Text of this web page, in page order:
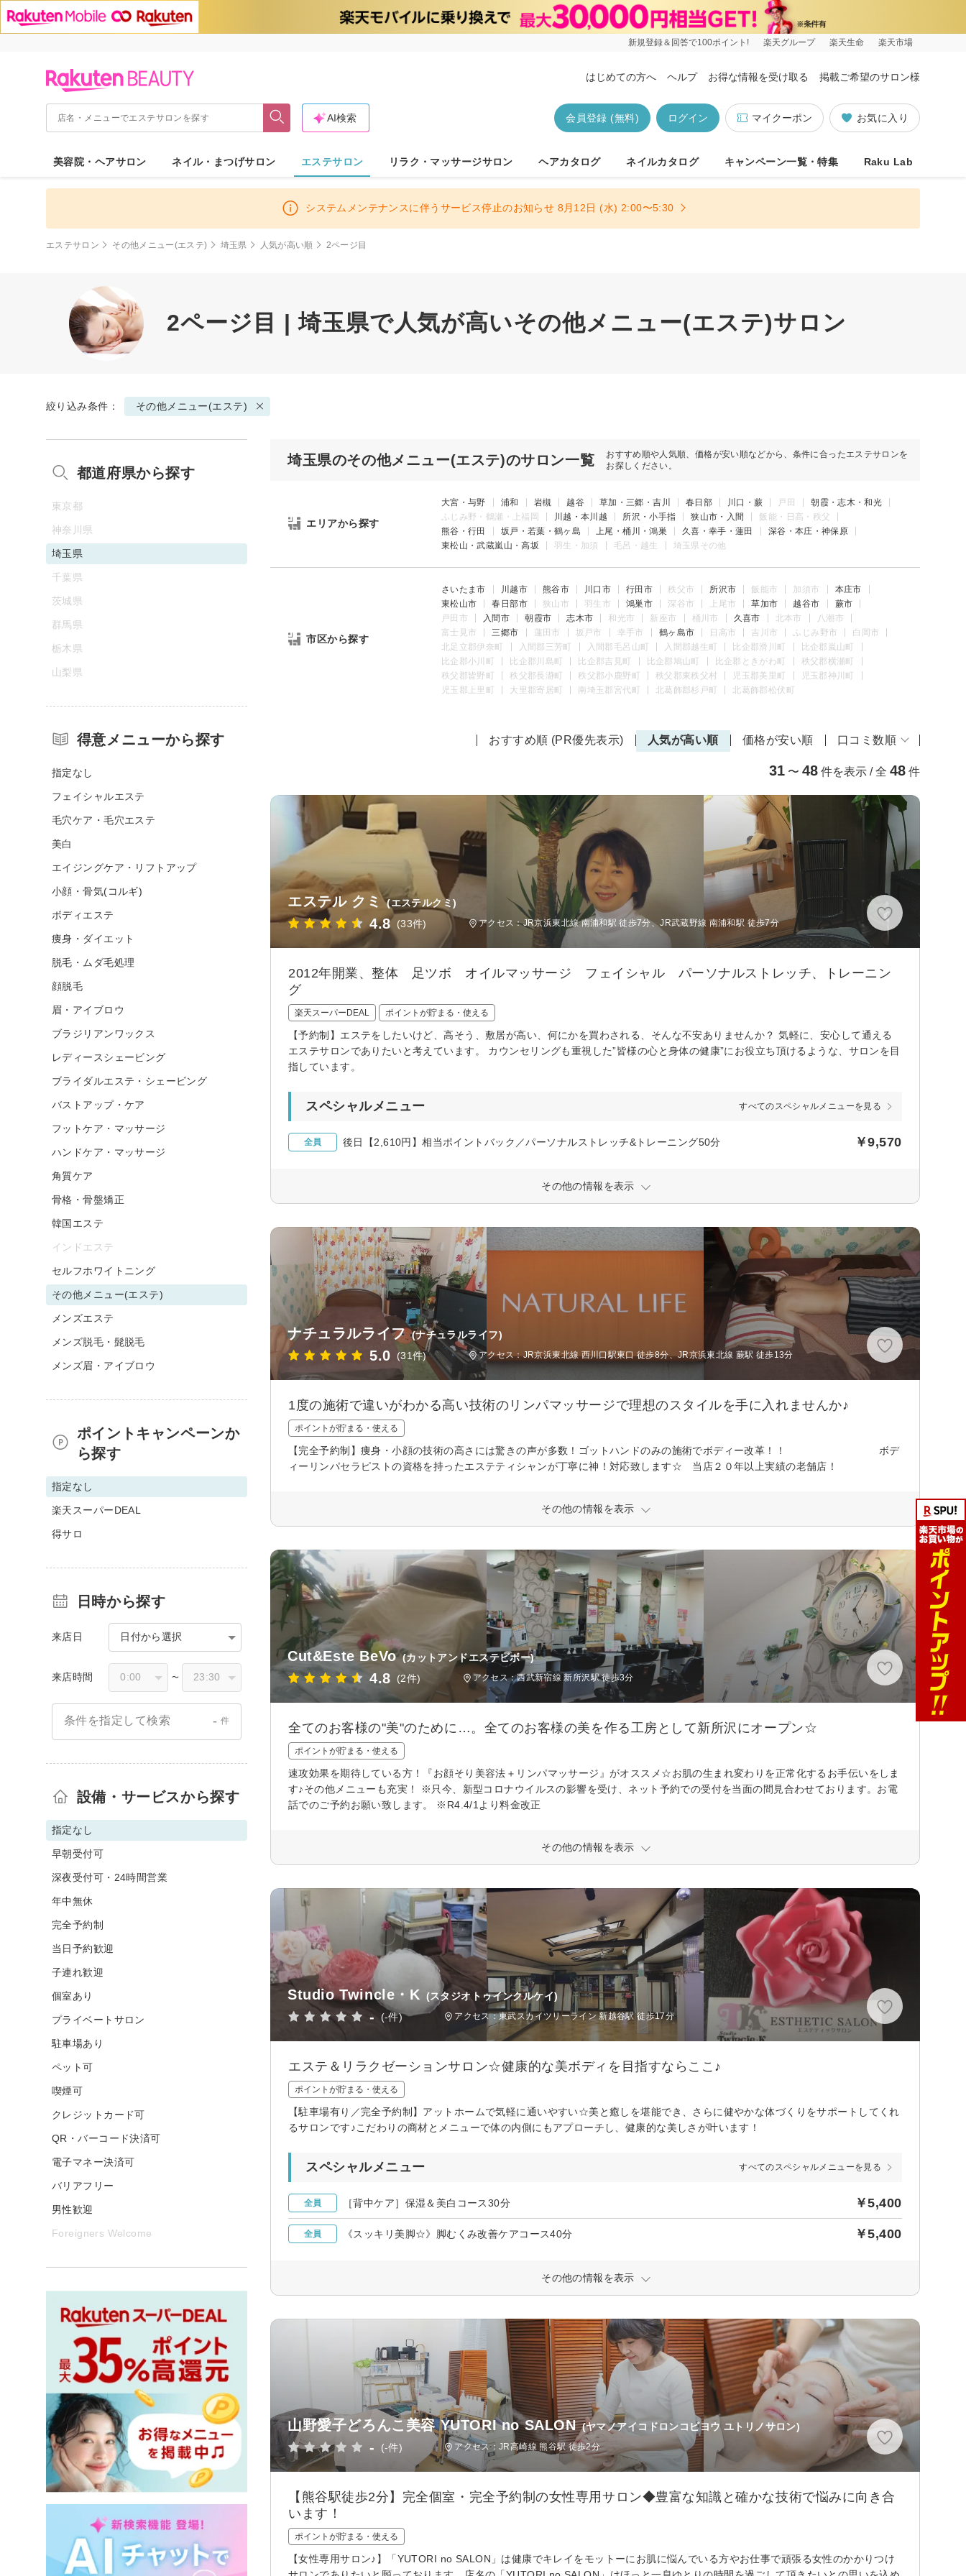
新規登録＆回答で100ポイント! 楽天グループ 楽天生命 楽天市場
はじめての方へ ヘルプ お得な情報を受け取る 掲載ご希望のサロン様
お気に入り
マイクーポン
ログイン
会員登録 (無料)
AI検索
美容院・ヘアサロン ネイル・まつげサロン エステサロン リラク・マッサージサロン ヘアカタログ ネイルカタログ キャンペーン一覧・特集 Raku Lab
システムメンテナンスに伴うサービス停止のお知らせ 8月12日 (水) 2:00〜5:30
エステサロン その他メニュー(エステ) 埼玉県 人気が高い順 2ページ目
2ページ目 | 埼玉県で人気が高いその他メニュー(エステ)サロン
絞り込み条件： その他メニュー(エステ)
埼玉県のその他メニュー(エステ)のサロン一覧
おすすめ順や人気順、価格が安い順などから、条件に合ったエステサロンを
お探しください。
エリアから探す
大宮・与野 浦和 岩槻 越谷 草加・三郷・吉川 春日部 川口・蕨 戸田
朝霞・志木・和光
ふじみ野・鶴瀬・上福岡
川越・本川越 所沢・小手指 狭山市・入間
飯能・日高・秩父
熊谷・行田
坂戸・若葉・鶴ヶ島 上尾・桶川・鴻巣 久喜・幸手・蓮田
深谷・本庄・神保原
東松山・武蔵嵐山・高坂
羽生・加須 毛呂・越生 埼玉県その他
市区から探す
さいたま市 川越市 熊谷市 川口市 行田市 秩父市 所沢市 飯能市 加須市
本庄市
東松山市
春日部市 狭山市 羽生市 鴻巣市 深谷市 上尾市 草加市 越谷市
蕨市
戸田市
入間市 朝霞市 志木市 和光市 新座市 桶川市 久喜市 北本市
八潮市
富士見市
三郷市 蓮田市 坂戸市 幸手市 鶴ヶ島市 日高市 吉川市 ふじみ野市
白岡市
北足立郡伊奈町
入間郡三芳町 入間郡毛呂山町 入間郡越生町 比企郡滑川町
比企郡嵐山町
比企郡小川町
比企郡川島町 比企郡吉見町 比企郡鳩山町 比企郡ときがわ町
秩父郡横瀬町
秩父郡皆野町
秩父郡長瀞町 秩父郡小鹿野町 秩父郡東秩父村 児玉郡美里町
児玉郡神川町
児玉郡上里町
大里郡寄居町 南埼玉郡宮代町 北葛飾郡杉戸町 北葛飾郡松伏町
おすすめ順 (PR優先表示) 人気が高い順 価格が安い順 口コミ数順
31 〜 48 件を表示 / 全 48 件
エステル クミ (エステルクミ)
4.8 (33件) アクセス：JR京浜東北線 南浦和駅 徒歩7分、JR武蔵野線 南浦和駅 徒歩7分
2012年開業、整体 足ツボ オイルマッサージ フェイシャル パーソナルストレッチ、トレーニン
グ
楽天スーパーDEAL ポイントが貯まる・使える
【予約制】エステをしたいけど、高そう、敷居が高い、何にかを買わされる、そんな不安ありませんか？ 気軽に、安心して通える
エステサロンでありたいと考えています。 カウンセリングも重視した”皆様の心と身体の健康”にお役立ち頂けるような、サロンを目
指しています。
スペシャルメニュー すべてのスペシャルメニューを見る
全員 後日【2,610円】相当ポイントバック／パーソナルストレッチ&トレーニング50分 ￥9,570
その他の情報を表示
ナチュラルライフ (ナチュラルライフ)
5.0 (31件) アクセス：JR京浜東北線 西川口駅東口 徒歩8分、JR京浜東北線 蕨駅 徒歩13分
1度の施術で違いがわかる高い技術のリンパマッサージで理想のスタイルを手に入れませんか♪
ポイントが貯まる・使える
【完全予約制】痩身・小顔の技術の高さには驚きの声が多数！ゴットハンドのみの施術でボディー改革！！ ボデ
ィーリンパセラピストの資格を持ったエステティシャンが丁寧に神！対応致します☆ 当店２０年以上実績の老舗店！
その他の情報を表示
Cut&Este BeVo (カットアンドエステビボー)
4.8 (2件) アクセス：西武新宿線 新所沢駅 徒歩3分
全てのお客様の"美"のために…。全てのお客様の美を作る工房として新所沢にオープン☆
ポイントが貯まる・使える
速攻効果を期待している方！『お顔そり美容法＋リンパマッサージ』がオススメ☆お肌の生まれ変わりを正常化するお手伝いをしま
す♪その他メニューも充実！ ※只今、新型コロナウイルスの影響を受け、ネット予約での受付を当面の間見合わせております。お電
話でのご予約お願い致します。 ※R4.4/1より料金改正
その他の情報を表示
Studio Twincle・K (スタジオトゥインクルケイ)
- (-件) アクセス：東武スカイツリーライン 新越谷駅 徒歩17分
エステ＆リラクゼーションサロン☆健康的な美ボディを目指すならここ♪
ポイントが貯まる・使える
【駐車場有り／完全予約制】アットホームで気軽に通いやすい☆美と癒しを堪能でき、さらに健やかな体づくりをサポートしてくれ
るサロンです♪こだわりの商材とメニューで体の内側にもアプローチし、健康的な美しさが叶います！
スペシャルメニュー すべてのスペシャルメニューを見る
全員 ［背中ケア］保湿＆美白コース30分 ￥5,400
全員 《スッキリ美脚☆》脚むくみ改善ケアコース40分 ￥5,400
その他の情報を表示
山野愛子どろんこ美容 YUTORI no SALON (ヤマノアイコドロンコビヨウ ユトリノサロン)
- (-件) アクセス：JR高崎線 熊谷駅 徒歩2分
【熊谷駅徒歩2分】完全個室・完全予約制の女性専用サロン◆豊富な知識と確かな技術で悩みに向き合
います！
ポイントが貯まる・使える
【女性専用サロン♪】「YUTORI no SALON」は健康でキレイをモットーにお肌に悩んでいる方やお仕事で頑張る女性のかかりつけ
都道府県から探す
東京都
神奈川県
埼玉県
千葉県
茨城県
群馬県
栃木県
山梨県
得意メニューから探す
指定なし
フェイシャルエステ
毛穴ケア・毛穴エステ
美白
エイジングケア・リフトアップ
小顔・骨気(コルギ)
ボディエステ
痩身・ダイエット
脱毛・ムダ毛処理
顔脱毛
眉・アイブロウ
ブラジリアンワックス
レディースシェービング
ブライダルエステ・シェービング
バストアップ・ケア
フットケア・マッサージ
ハンドケア・マッサージ
角質ケア
骨格・骨盤矯正
韓国エステ
インドエステ
セルフホワイトニング
その他メニュー(エステ)
メンズエステ
メンズ脱毛・髭脱毛
メンズ眉・アイブロウ
ポイントキャンペーンか
ら探す
指定なし
楽天スーパーDEAL
得サロ
日時から探す
来店日 日付から選択
来店時間 〜
条件を指定して検索 - 件
設備・サービスから探す
指定なし
早朝受付可
深夜受付可・24時間営業
年中無休
完全予約制
当日予約歓迎
子連れ歓迎
個室あり
プライベートサロン
駐車場あり
ペット可
喫煙可
クレジットカード可
QR・バーコード決済可
電子マネー決済可
バリアフリー
男性歓迎
Foreigners Welcome